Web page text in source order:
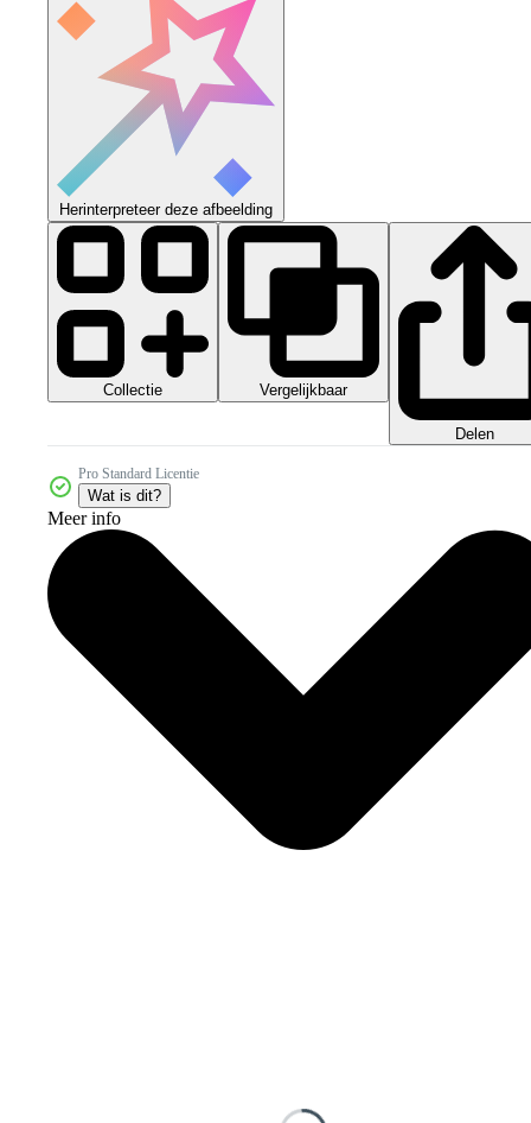
Herinterpreteer deze afbeelding
Collectie Vergelijkbaar
Delen
Pro Standard Licentie
Wat is dit?
Meer info